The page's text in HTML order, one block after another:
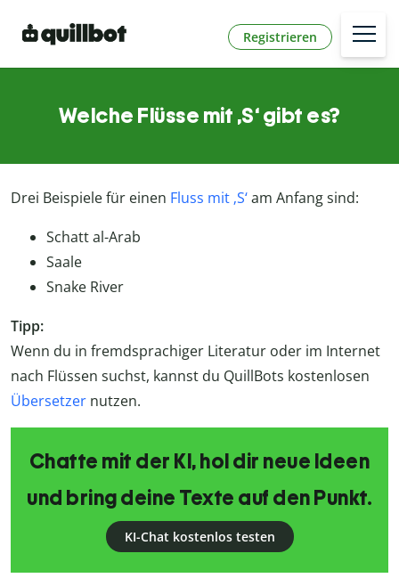
Registrieren
Welche Flüsse mit ‚S‘ gibt es?
Drei Beispiele für einen Fluss mit ‚S‘am Anfang sind:
Schatt al-Arab
Saale
Snake River
Tipp:
Wenn du in fremdsprachiger Literatur oder im Internet
nach Flüssen suchst, kannst du QuillBots kostenlosen
Übersetzer nutzen.
Chatte mit der KI, hol dir neue Ideen
und bring deine Texte auf den Punkt.
KI-Chat kostenlos testen